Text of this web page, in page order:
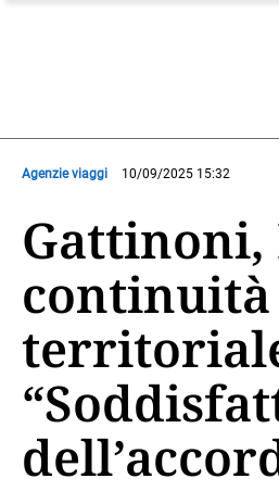
Agenzie viaggi 10/09/2025 15:32
Gattinoni,
continuità